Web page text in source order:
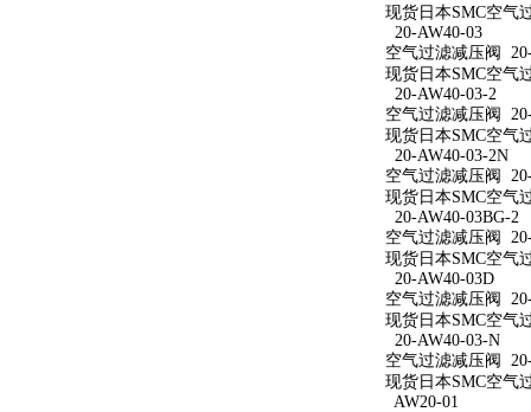
现货日本SMC空气
20-AW40-03
空气过滤减压阀
现货日本SMC空气
20-AW40-03-2
空气过滤减压阀
现货日本SMC空气
20-AW40-03-2N
空气过滤减压阀
现货日本SMC空气
20-AW40-03BG-2
空气过滤减压阀
现货日本SMC空气
20-AW40-03D
空气过滤减压阀
现货日本SMC空气
20-AW40-03-N
空气过滤减压阀
现货日本SMC空气
AW20-01